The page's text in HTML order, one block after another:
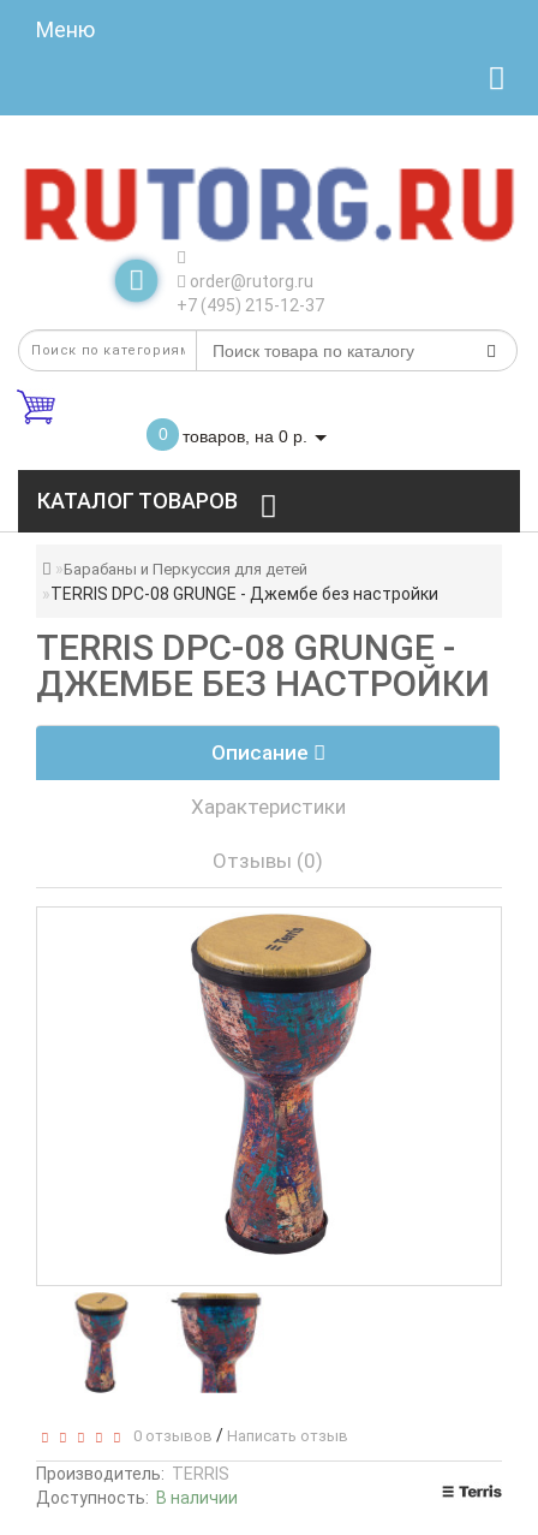
Меню
order@rutorg.ru
+7 (495) 215-12-37
0 товаров, на 0 р.
КАТАЛОГ ТОВАРОВ
Барабаны и Перкуссия для детей
TERRIS DPC-08 GRUNGE - Джембе без настройки
TERRIS DPC-08 GRUNGE -
ДЖЕМБЕ БЕЗ НАСТРОЙКИ
Описание
Характеристики
Отзывы (0)
0 отзывов / Написать отзыв
Производитель: TERRIS
Доступность: В наличии